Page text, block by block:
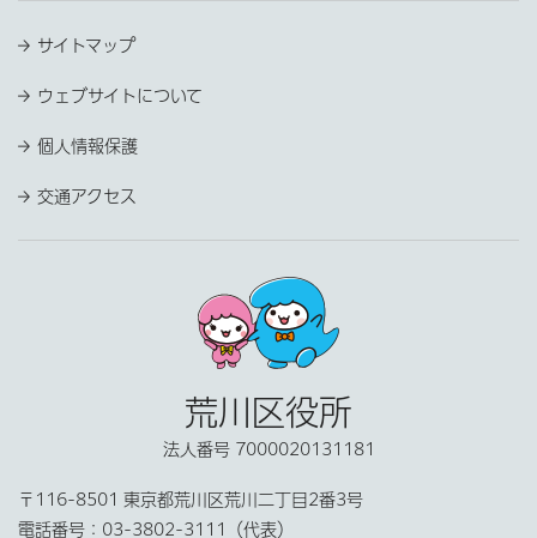
サイトマップ
ウェブサイトについて
個人情報保護
交通アクセス
荒川区役所
法人番号 7000020131181
〒116-8501 東京都荒川区荒川二丁目2番3号
電話番号： 03-3802-3111（代表）